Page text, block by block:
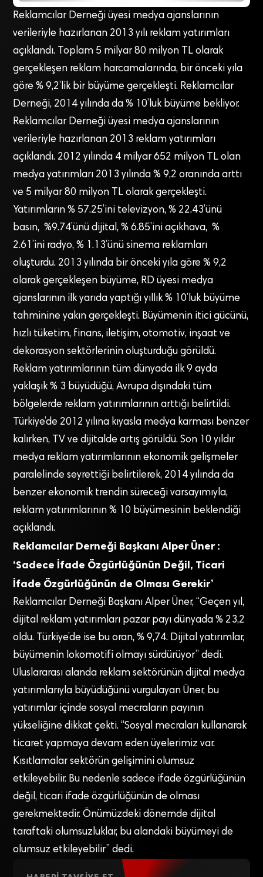
Reklamcılar Derneği üyesi medya ajanslarının
verileriyle hazırlanan 2013 yılı reklam yatırımları
açıklandı. Toplam 5 milyar 80 milyon TL olarak
gerçekleşen reklam harcamalarında, bir önceki yıla
göre % 9,2’lik bir büyüme gerçekleşti. Reklamcılar
Derneği, 2014 yılında da % 10’luk büyüme bekliyor.
Reklamcılar Derneği üyesi medya ajanslarının
verileriyle hazırlanan 2013 reklam yatırımları
açıklandı. 2012 yılında 4 milyar 652 milyon TL olan
medya yatırımları 2013 yılında % 9,2 oranında arttı
ve 5 milyar 80 milyon TL olarak gerçekleşti.
Yatırımların % 57.25’ini televizyon, % 22.43’ünü
basın, %9.74’ünü dijital, % 6.85’ini açıkhava, %
2.61’ini radyo, % 1.13’ünü sinema reklamları
oluşturdu. 2013 yılında bir önceki yıla göre % 9,2
olarak gerçekleşen büyüme, RD üyesi medya
ajanslarının ilk yarıda yaptığı yıllık % 10’luk büyüme
tahminine yakın gerçekleşti. Büyümenin itici gücünü,
hızlı tüketim, finans, iletişim, otomotiv, inşaat ve
dekorasyon sektörlerinin oluşturduğu görüldü.
Reklam yatırımlarının tüm dünyada ilk 9 ayda
yaklaşık % 3 büyüdüğü, Avrupa dışındaki tüm
bölgelerde reklam yatırımlarının arttığı belirtildi.
Türkiye’de 2012 yılına kıyasla medya karması benzer
kalırken, TV ve dijitalde artış görüldü. Son 10 yıldır
medya reklam yatırımlarının ekonomik gelişmeler
paralelinde seyrettiği belirtilerek, 2014 yılında da
benzer ekonomik trendin süreceği varsayımıyla,
reklam yatırımlarının % 10 büyümesinin beklendiği
açıklandı.
Reklamcılar Derneği Başkanı Alper Üner :
‘Sadece İfade Özgürlüğünün Değil, Ticari
İfade Özgürlüğünün de Olması Gerekir’
Reklamcılar Derneği Başkanı Alper Üner, “Geçen yıl,
dijital reklam yatırımları pazar payı dünyada % 23,2
oldu. Türkiye’de ise bu oran, % 9,74. Dijital yatırımlar,
büyümenin lokomotifi olmayı sürdürüyor” dedi.
Uluslararası alanda reklam sektörünün dijital medya
yatırımlarıyla büyüdüğünü vurgulayan Üner, bu
yatırımlar içinde sosyal mecraların payının
yükseliğine dikkat çekti. “Sosyal mecraları kullanarak
ticaret yapmaya devam eden üyelerimiz var.
Kısıtlamalar sektörün gelişimini olumsuz
etkileyebilir. Bu nedenle sadece ifade özgürlüğünün
değil, ticari ifade özgürlüğünün de olması
gerekmektedir. Önümüzdeki dönemde dijital
taraftaki olumsuzluklar, bu alandaki büyümeyi de
olumsuz etkileyebilir” dedi.